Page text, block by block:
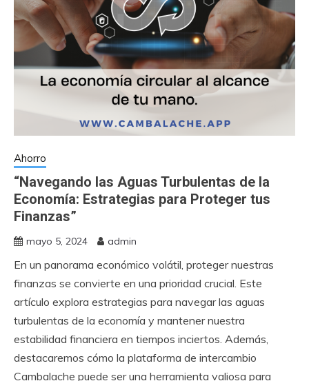
Ahorro
“Navegando las Aguas Turbulentas de la
Economía: Estrategias para Proteger tus
Finanzas”
mayo 5, 2024 admin
En un panorama económico volátil, proteger nuestras
finanzas se convierte en una prioridad crucial. Este
artículo explora estrategias para navegar las aguas
turbulentas de la economía y mantener nuestra
estabilidad financiera en tiempos inciertos. Además,
destacaremos cómo la plataforma de intercambio
Cambalache puede ser una herramienta valiosa para